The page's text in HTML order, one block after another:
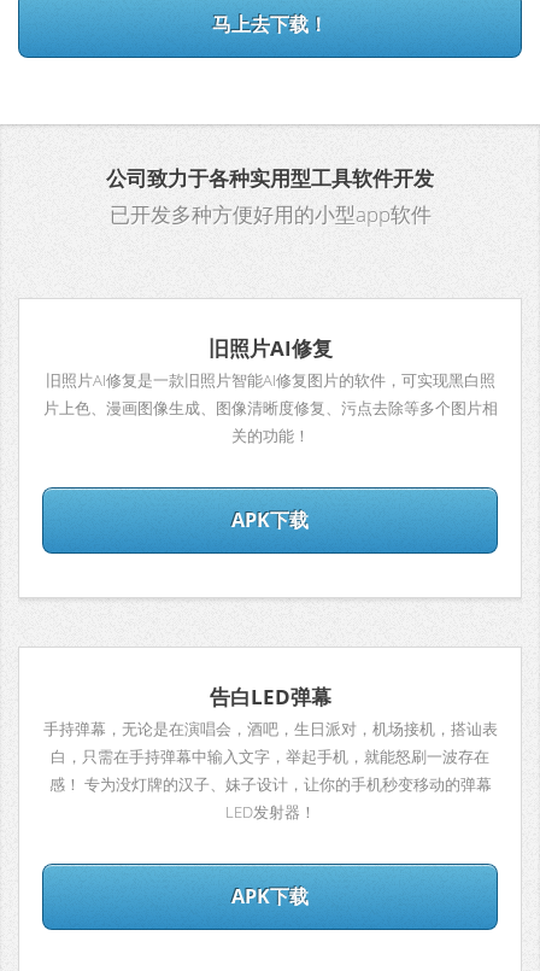
马上去下载！
公司致力于各种实用型工具软件开发
已开发多种方便好用的小型app软件
旧照片AI修复
旧照片AI修复是一款旧照片智能AI修复图片的软件，可实现黑白照
片上色、漫画图像生成、图像清晰度修复、污点去除等多个图片相
关的功能！
APK下载
告白LED弹幕
手持弹幕，无论是在演唱会，酒吧，生日派对，机场接机，搭讪表
白，只需在手持弹幕中输入文字，举起手机，就能怒刷一波存在
感！ 专为没灯牌的汉子、妹子设计，让你的手机秒变移动的弹幕
LED发射器！
APK下载